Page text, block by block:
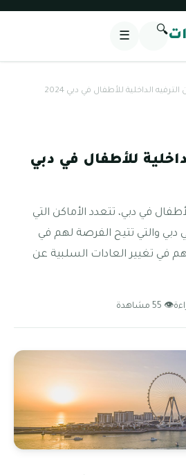
🔍
☰
الترفيه الداخلية للأطفال في دبي 2024
للأطفال في دبي
في دبي، تتعدد الأماكن التي
دبي والتي تتيح الفرصة لهم في
في تغيير العادات السلبية عن
👁 55 مشاهدة